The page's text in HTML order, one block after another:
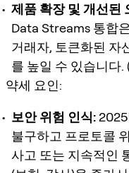
제품 확장 및 개선된
Data Streams 통합
거래자, 토큰화된 자
를 높일 수 있습니다.
약세 요인:
보안 위험 인식:
불구하고 프로토콜
사고 또는 지속적인